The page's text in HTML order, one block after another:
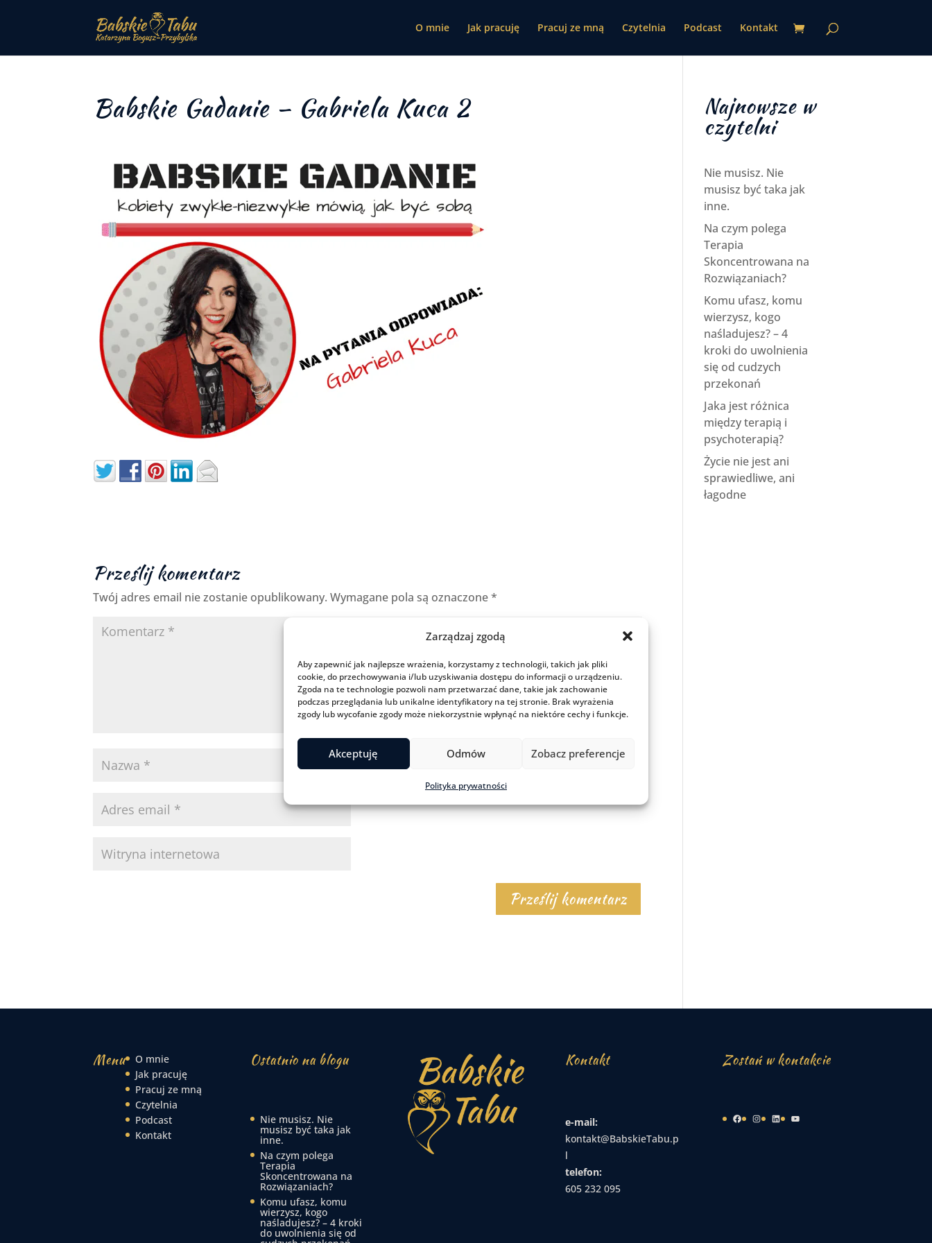
Zarządzaj zgodą
Aby zapewnić jak najlepsze wrażenia, korzystamy z technologii, takich jak pliki
cookie, do przechowywania i/lub uzyskiwania dostępu do informacji o urządzeniu.
Zgoda na te technologie pozwoli nam przetwarzać dane, takie jak zachowanie
podczas przeglądania lub unikalne identyfikatory na tej stronie. Brak wyrażenia
zgody lub wycofanie zgody może niekorzystnie wpłynąć na niektóre cechy i funkcje.
Akceptuję Odmów Zobacz preferencje
Polityka prywatności
O mnie Jak pracuję Pracuj ze mną Czytelnia Podcast Kontakt
Babskie Gadanie – Gabriela Kuca 2
Prześlij komentarz
Twój adres email nie zostanie opublikowany. Wymagane pola są oznaczone*
Najnowsze w
czytelni
Nie musisz. Nie
musisz być taka jak
inne.
Na czym polega
Terapia
Skoncentrowana na
Rozwiązaniach?
Komu ufasz, komu
wierzysz, kogo
naśladujesz? – 4
kroki do uwolnienia
się od cudzych
przekonań
Jaka jest różnica
między terapią i
psychoterapią?
Życie nie jest ani
sprawiedliwe, ani
łagodne
Menu
O mnie
Jak pracuję
Pracuj ze mną
Czytelnia
Podcast
Kontakt
Ostatnio na blogu
Nie musisz. Nie
musisz być taka jak
inne.
Na czym polega
Terapia
Skoncentrowana na
Rozwiązaniach?
Komu ufasz, komu
wierzysz, kogo
naśladujesz? – 4 kroki
do uwolnienia się od
Kontakt
e-mail:
kontakt@BabskieTabu.p
l
telefon:
605 232 095
Zostań w kontakcie
Facebook
Instagram
LinkedInYouTube